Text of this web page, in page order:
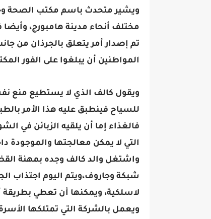
ويشير متحدث باسم مكتب الصحة
مختلف أنحاء مدينة هامبورج،
تم إصدار أمر يتعلق بالجرذان من
المواطنين أن يبلغوا على الفور
ويقول كالف الذي لا يستطيع منع
للسياح فينطبق عليه هذا الأمر
فالغذاء إما أن يلقيه الزبائن في
التي لا يمكن معالجتها والموجودة
واشتغل والد كالف وجده بمهنة
شبكة وجاروف،ويتم اليوم اجتذاب
لاسلكية، ويمكنها أن تعطي بطريقة